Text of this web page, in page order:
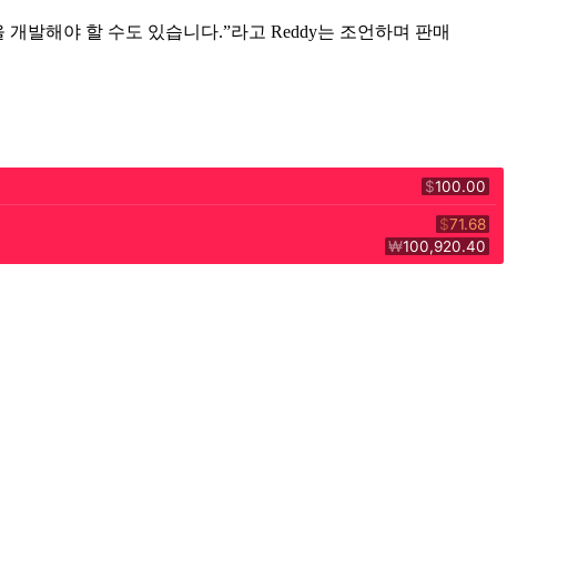
발해야 할 수도 있습니다.”라고 Reddy는 조언하며 판매